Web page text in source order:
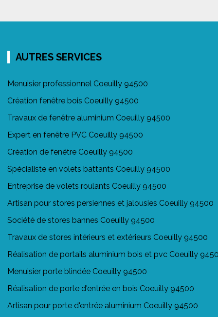
AUTRES SERVICES
Menuisier professionnel Coeuilly 94500
Création fenêtre bois Coeuilly 94500
Travaux de fenêtre aluminium Coeuilly 94500
Expert en fenêtre PVC Coeuilly 94500
Création de fenêtre Coeuilly 94500
Spécialiste en volets battants Coeuilly 94500
Entreprise de volets roulants Coeuilly 94500
Artisan pour stores persiennes et jalousies Coeuilly 94500
Société de stores bannes Coeuilly 94500
Travaux de stores intérieurs et extérieurs Coeuilly 94500
Réalisation de portails aluminium bois et pvc Coeuilly
Menuisier porte blindée Coeuilly 94500
Réalisation de porte d'entrée en bois Coeuilly 94500
Artisan pour porte d'entrée aluminium Coeuilly 94500